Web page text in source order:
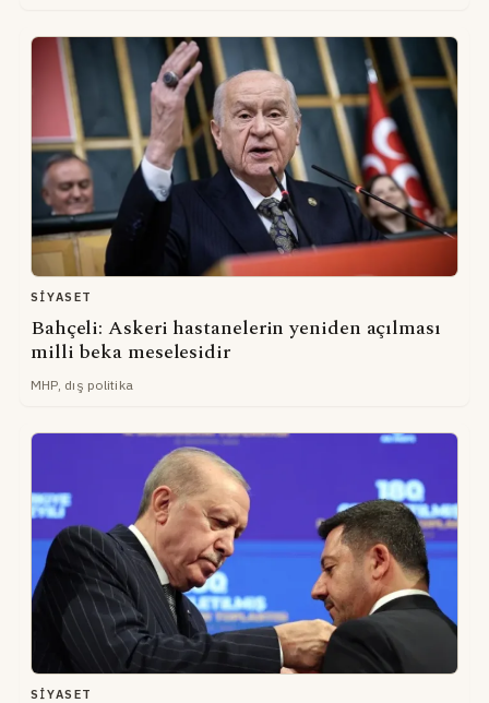
SIYASET
Bahçeli: Askeri hastanelerin yeniden açılması
milli beka meselesidir
MHP, dış politika
SIYASET